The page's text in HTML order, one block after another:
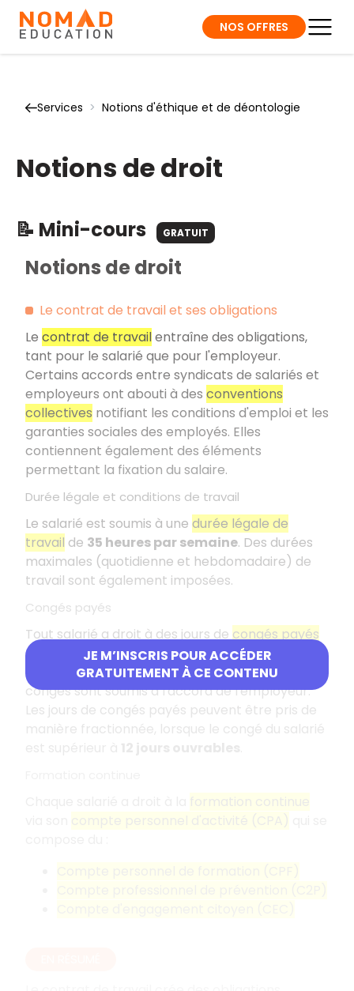
NOS OFFRES
Services > Notions d'éthique et de déontologie
Notions de droit
📝 Mini-cours GRATUIT
JE M’INSCRIS POUR ACCÉDER
GRATUITEMENT À CE CONTENU
Notions de droit
Le contrat de travail et ses obligations
Le contrat de travailentraîne des obligations,
tant pour le salarié que pour l'employeur.
Certains accords entre syndicats de salariés et
employeurs ont abouti à des conventions
collectives notifiant les conditions d'emploi et les
garanties sociales des employés. Elles
contiennent également des éléments
permettant la fixation du salaire.
Durée légale et conditions de travail
Le salarié est soumis à une durée légale de
travail de 35 heures par semaine. Des durées
maximales (quotidienne et hebdomadaire) de
travail sont également imposées.
Congés payés
Tout salarié a droit à des jours de congés payés
par son employeur. La durée des congés varie
en fonction des droits acquis. Les départs en
congés sont soumis à l'accord de l'employeur.
Les jours de congés payés peuvent être pris de
manière fractionnée, lorsque le congé du salarié